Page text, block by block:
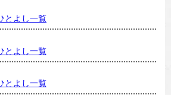
とよし一覧
とよし一覧
とよし一覧